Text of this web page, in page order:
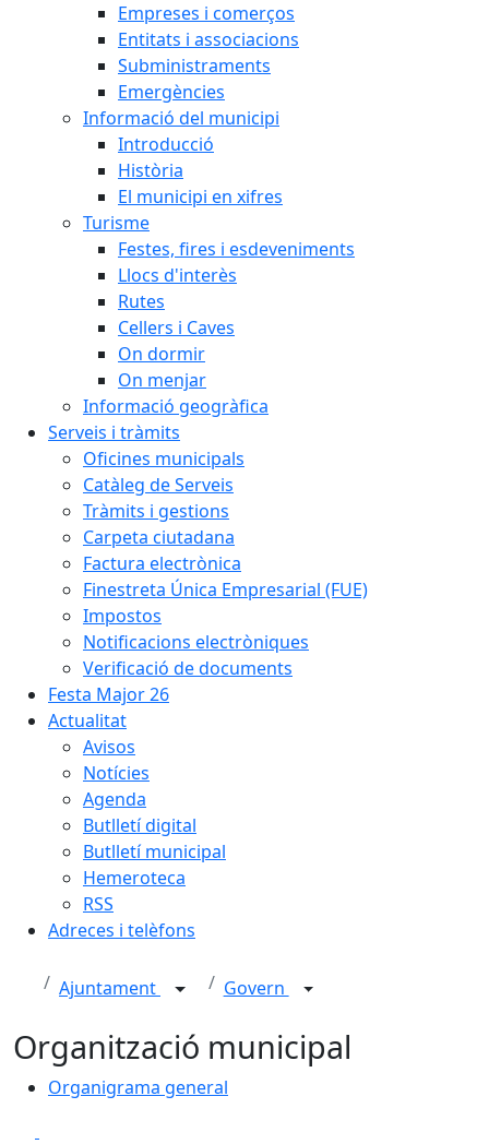
Empreses i comerços
Entitats i associacions
Subministraments
Emergències
Informació del municipi
Introducció
Història
El municipi en xifres
Turisme
Festes, fires i esdeveniments
Llocs d'interès
Rutes
Cellers i Caves
On dormir
On menjar
Informació geogràfica
Serveis i tràmits
Oficines municipals
Catàleg de Serveis
Tràmits i gestions
Carpeta ciutadana
Factura electrònica
Finestreta Única Empresarial (FUE)
Impostos
Notificacions electròniques
Verificació de documents
Festa Major 26
Actualitat
Avisos
Notícies
Agenda
Butlletí digital
Butlletí municipal
Hemeroteca
RSS
Adreces i telèfons
Ajuntament Govern
Organització municipal
Organigrama general